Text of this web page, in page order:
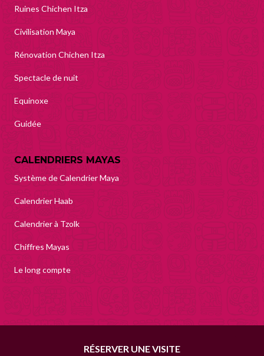
RÉSERVER UNE VISITE
Ruines Chichen Itza
Civilisation Maya
Rénovation Chichen Itza
Spectacle de nuit
Equinoxe
Guidée
CALENDRIERS MAYAS
Système de Calendrier Maya
Calendrier Haab
Calendrier à Tzolk
Chiffres Mayas
Le long compte
© 2026 Derechos Reservados.. Chichén Itzá